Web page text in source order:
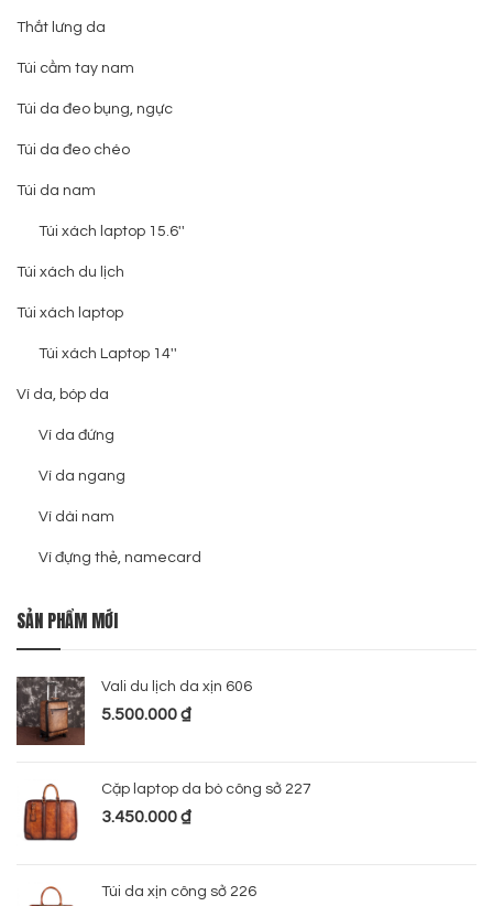
Thắt lưng da
Túi cầm tay nam
Túi da đeo bụng, ngực
Túi da đeo chéo
Túi da nam
Túi xách laptop 15.6''
Túi xách du lịch
Túi xách laptop
Túi xách Laptop 14''
Ví da, bóp da
Ví da đứng
Ví da ngang
Ví dài nam
Ví đựng thẻ, namecard
SẢN PHẨM MỚI
Vali du lịch da xịn 606
5.500.000₫
Cặp laptop da bò công sở 227
3.450.000₫
Túi da xịn công sở 226